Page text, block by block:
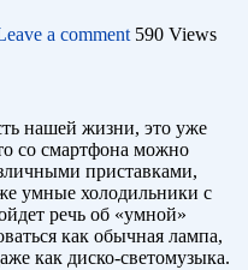
a comment 590 Views
нашей жизни, это уже
со смартфона можно
приставками,
умные холодильники с
речь об «умной»
как обычная лампа,
как диско-светомузыка.